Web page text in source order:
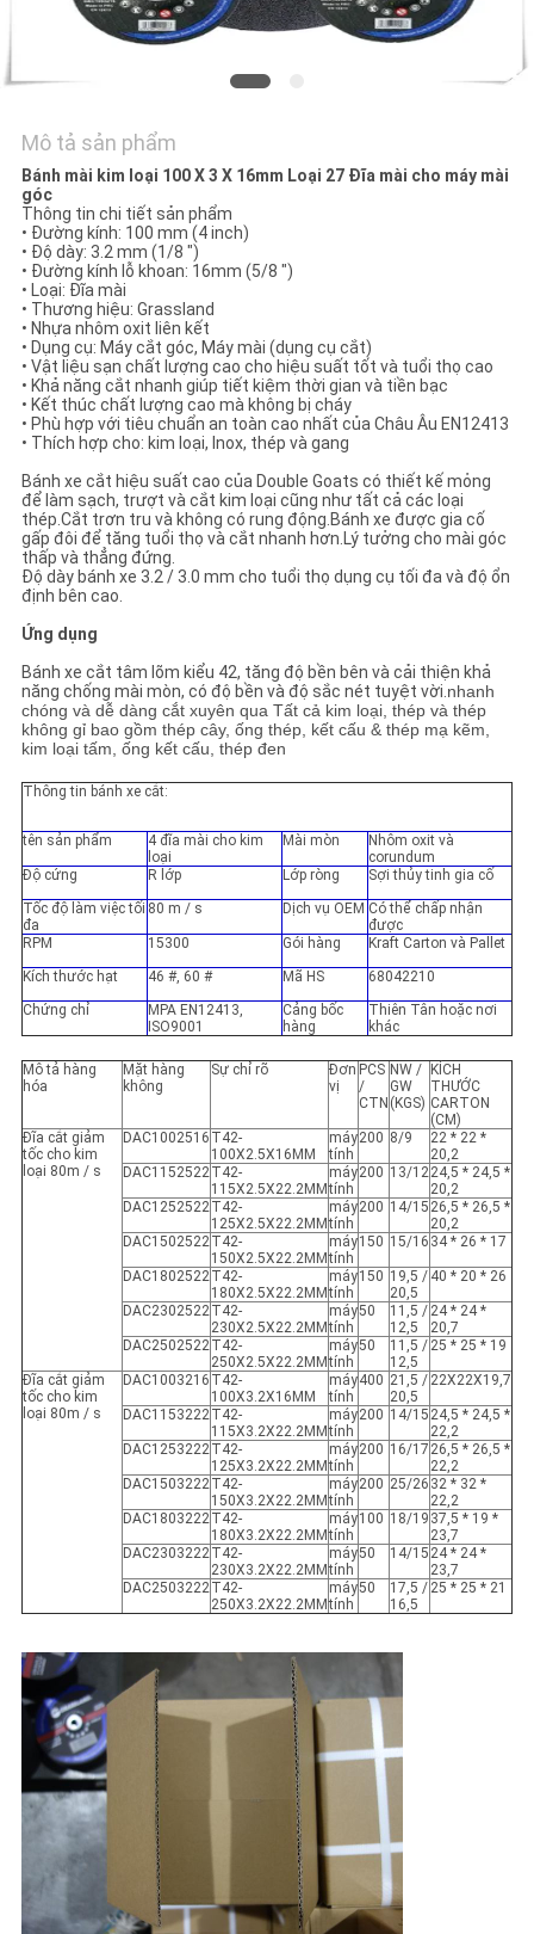
TRƯỜNG
HỢP
SƠ
ĐỒ
TRANG
WEB
PRIVACY
POLICY
Mô tả sản phẩm
Bánh mài kim loại 100 X 3 X 16mm Loại 27 Đĩa mài cho máy mài
góc
Thông tin chi tiết sản phẩm
• Đường kính: 100 mm (4 inch)
• Độ dày: 3.2 mm (1/8 ")
• Đường kính lỗ khoan: 16mm (5/8 ")
• Loại: Đĩa mài
• Thương hiệu: Grassland
• Nhựa nhôm oxit liên kết
• Dụng cụ: Máy cắt góc, Máy mài (dụng cụ cắt)
• Vật liệu sạn chất lượng cao cho hiệu suất tốt và tuổi thọ cao
• Khả năng cắt nhanh giúp tiết kiệm thời gian và tiền bạc
• Kết thúc chất lượng cao mà không bị cháy
• Phù hợp với tiêu chuẩn an toàn cao nhất của Châu Âu EN12413
• Thích hợp cho: kim loại, Inox, thép và gang
Bánh xe cắt hiệu suất cao của Double Goats có thiết kế mỏng
để làm sạch, trượt và cắt kim loại cũng như tất cả các loại
thép.Cắt trơn tru và không có rung động.Bánh xe được gia cố
gấp đôi để tăng tuổi thọ và cắt nhanh hơn.Lý tưởng cho mài góc
thấp và thẳng đứng.
Độ dày bánh xe 3.2 / 3.0 mm cho tuổi thọ dụng cụ tối đa và độ ổn
định bên cao.
Ứng dụng
Bánh xe cắt tâm lõm kiểu 42, tăng độ bền bên và cải thiện khả
năng chống mài mòn, có độ bền và độ sắc nét tuyệt vời.nhanh
chóng và dễ dàng cắt xuyên qua Tất cả kim loại, thép và thép
không gỉ bao gồm thép cây, ống thép, kết cấu & thép mạ kẽm,
kim loại tấm, ống kết cấu, thép đen
Thông tin bánh xe cắt:
tên sản phẩm
4 đĩa mài cho kim
loại
Mài mòn
Nhôm oxit và
corundum
Độ cứng
R lớp Lớp ròng
Sợi thủy tinh gia cố
Tốc độ làm việc tối
đa
80 m / s Dịch vụ OEM Có thể chấp nhận
được
RPM
15300 Gói hàng
Kraft Carton và Pallet
Kích thước hạt
46 #, 60 # Mã HS
68042210
Chứng chỉ
MPA EN12413,
ISO9001
Cảng bốc
hàng
Thiên Tân hoặc nơi
khác
Mô tả hàng
hóa
Mặt hàng
không
Sự chỉ rõ
Đơn
vị
PCS
/
CTN
NW /
GW
(KGS)
KÍCH
THƯỚC
CARTON
(CM)
Đĩa cắt giảm
tốc cho kim
loại 80m / s
DAC1002516 T42-
100X2.5X16MM
máy
tính
200 8/9
22 * 22 * ​​
20,2
DAC1152522T42-
115X2.5X22.2MM
máy
tính
200 13/1224,5 * 24,5 *
20,2
DAC1252522T42-
125X2.5X22.2MM
máy
tính
200 14/15 26,5 * 26,5 *
20,2
DAC1502522T42-
150X2.5X22.2MM
máy
tính
150 15/16 34 * 26 * 17
DAC1802522T42-
180X2.5X22.2MM
máy
tính
150 19,5 /
20,5
40 * 20 * 26
DAC2302522T42-
230X2.5X22.2MM
máy
tính
50
11,5 /
12,5
24 * 24 *
20,7
DAC2502522T42-
250X2.5X22.2MM
máy
tính
50
11,5 /
12,5
25 * 25 * 19
Đĩa cắt giảm
tốc cho kim
loại 80m / s
DAC1003216 T42-
100X3.2X16MM
máy
tính
400 21,5 /
20,5
22X22X19,7
DAC1153222T42-
115X3.2X22.2MM
máy
tính
200 14/15 24,5 * 24,5 *
22,2
DAC1253222T42-
125X3.2X22.2MM
máy
tính
200 16/17 26,5 * 26,5 *
22,2
DAC1503222T42-
150X3.2X22.2MM
máy
tính
200 25/26 32 * 32 *
22,2
DAC1803222T42-
180X3.2X22.2MM
máy
tính
100 18/19 37,5 * 19 *
23,7
DAC2303222T42-
230X3.2X22.2MM
máy
tính
50 14/15 24 * 24 *
23,7
DAC2503222T42-
250X3.2X22.2MM
máy
tính
50
17,5 /
16,5
25 * 25 * 21